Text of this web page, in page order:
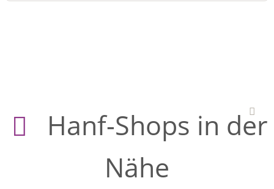
Hanf-Shops in der
Nähe